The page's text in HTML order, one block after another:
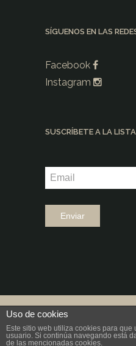
SÍGUENOS EN LAS
Facebook
Instagram
SUSCRÍBETE A LA LISTA
©2026 |
|Diseño: aeiou
Uso de cookies
Este sitio web utiliza cookies para
usuario. Si continúa navegando está
de las mencionadas cookies.